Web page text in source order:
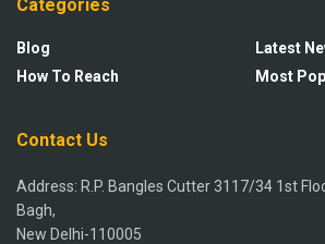
Categories
Blog
How To Reach
Latest
Most
Contact Us
Address: R.P. Bangles Cutter 3117/34 1st
Bagh,
New Delhi-110005